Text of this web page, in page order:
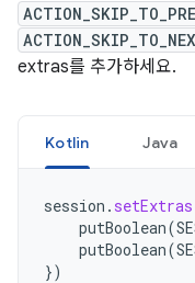
extras를 추가하세요.
Kotlin Java
session . setExtras
putBoolean(
putBoolean(
})